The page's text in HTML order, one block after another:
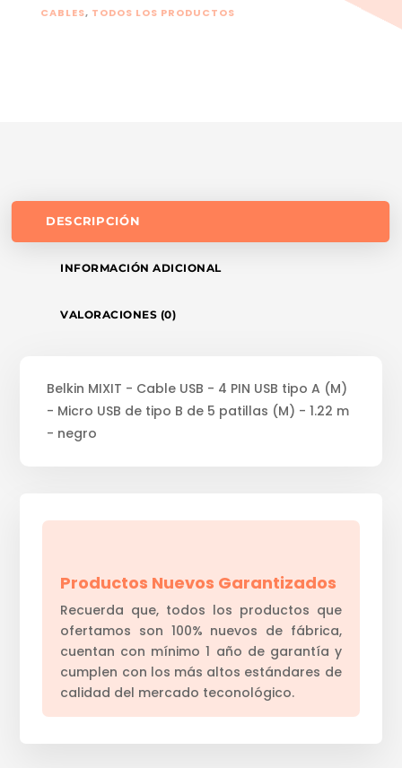
CABLES, TODOS LOS PRODUCTOS
DESCRIPCIÓN
INFORMACIÓN ADICIONAL
VALORACIONES (0)
Belkin MIXIT - Cable USB - 4 PIN USB tipo A (M)
- Micro USB de tipo B de 5 patillas (M) - 1.22 m
- negro
Productos Nuevos Garantizados
Recuerda que, todos los productos que
ofertamos son 100% nuevos de fábrica,
cuentan con mínimo 1 año de garantía y
cumplen con los más altos estándares de
calidad del mercado teconológico.